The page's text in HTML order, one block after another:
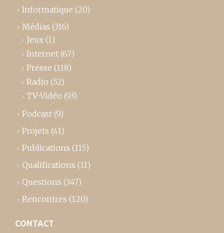
Informatique (20)
Médias (316)
Jeux (1)
Internet (67)
Presse (118)
Radio (52)
TV-Vidéo (93)
Podcast (9)
Projets (41)
Publications (115)
Qualifications (11)
Questions (347)
Rencontres (120)
CONTACT